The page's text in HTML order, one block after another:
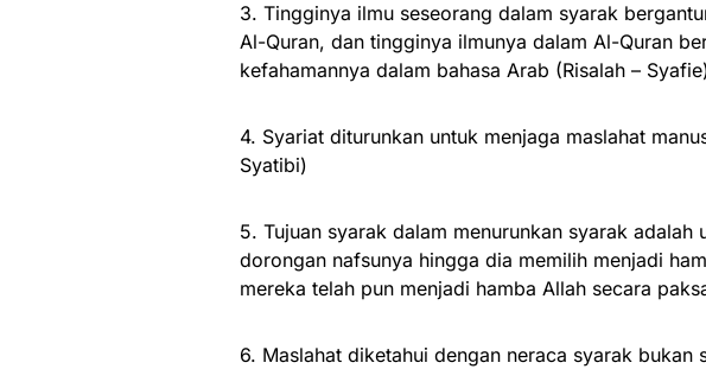
3. Tingginya ilmu seseorang dalam syarak
Al-Quran, dan tingginya ilmunya dalam Al-Quran
kefahamannya dalam bahasa Arab (Risalah –
4. Syariat diturunkan untuk menjaga maslahat
Syatibi)
5. Tujuan syarak dalam menurunkan syarak
dorongan nafsunya hingga dia memilih menjadi
mereka telah pun menjadi hamba Allah secara
6. Maslahat diketahui dengan neraca syarak bukan